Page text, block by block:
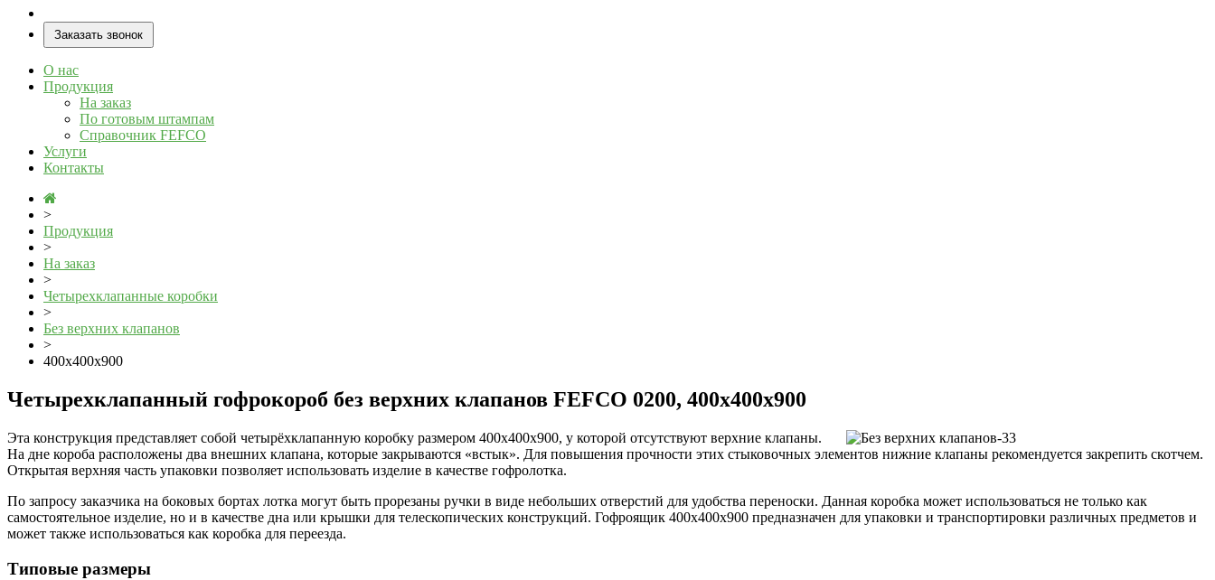
Заказать звонок
О нас
Продукция
На заказ
По готовым штампам
Справочник FEFCO
Услуги
Контакты
>
Продукция
>
На заказ
>
Четырехклапанные коробки
>
Без верхних клапанов
>
400x400x900
Четырехклапанный гофрокороб без верхних клапанов FEFCO 0200, 400x400x900
Эта конструкция представляет собой четырёхклапанную коробку размером 400х400х900, у которой отсутствуют верхние клапаны.
На дне короба расположены два внешних клапана, которые закрываются «встык». Для повышения прочности этих стыковочных элементов нижние клапаны рекомендуется закрепить скотчем.
Открытая верхняя часть упаковки позволяет использовать изделие в качестве гофролотка.
По запросу заказчика на боковых бортах лотка могут быть прорезаны ручки в виде небольших отверстий для удобства переноски. Данная коробка может использоваться не только как
самостоятельное изделие, но и в качестве дна или крышки для телескопических конструкций. Гофроящик 400х400х900 предназначен для упаковки и транспортировки различных предметов и
может также использоваться как коробка для переезда.
Типовые размеры